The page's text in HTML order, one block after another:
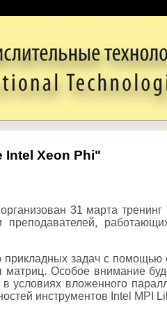
Intel Xeon Phi"
31 марта
задач с
Особое внимание
условиях вложенного
инструментов Intel MPI